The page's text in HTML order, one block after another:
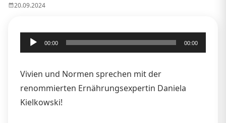
20.09.2024
Audio-
Player
00:00 00:00
Vivien und Normen sprechen mit der
renommierten Ernährungsexpertin Daniela
Kielkowski!